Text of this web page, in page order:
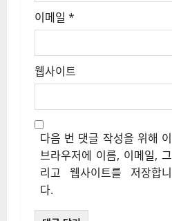
이메일 *
웹사이트
다음 번 댓글 작성을 위해 이
브라우저에 이름, 이메일, 그
리고 웹사이트를 저장합니
다.